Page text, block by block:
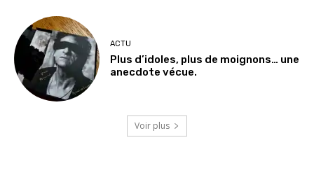
ACTU
Plus d’idoles, plus de moignons… une
anecdote vécue.
Voir plus